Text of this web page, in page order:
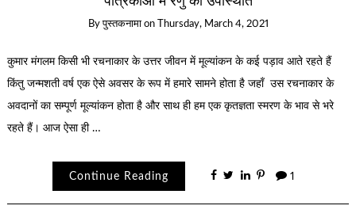
Byपुस्तकनामा on Thursday, March 4, 2021
कुमार मंगलम किसी भी रचनाकार के उत्तर जीवन में मूल्यांकन के कई पड़ाव आते रहते हैं
किंतु जन्मशती वर्ष एक ऐसे अवसर के रूप में हमारे सामने होता है जहाँ उस रचनाकार के
अवदानों का सम्पूर्ण मूल्यांकन होता है और साथ ही हम एक कृतज्ञता स्मरण के भाव से भरे
रहते हैं। आज ऐसा ही …
Continue Reading 1